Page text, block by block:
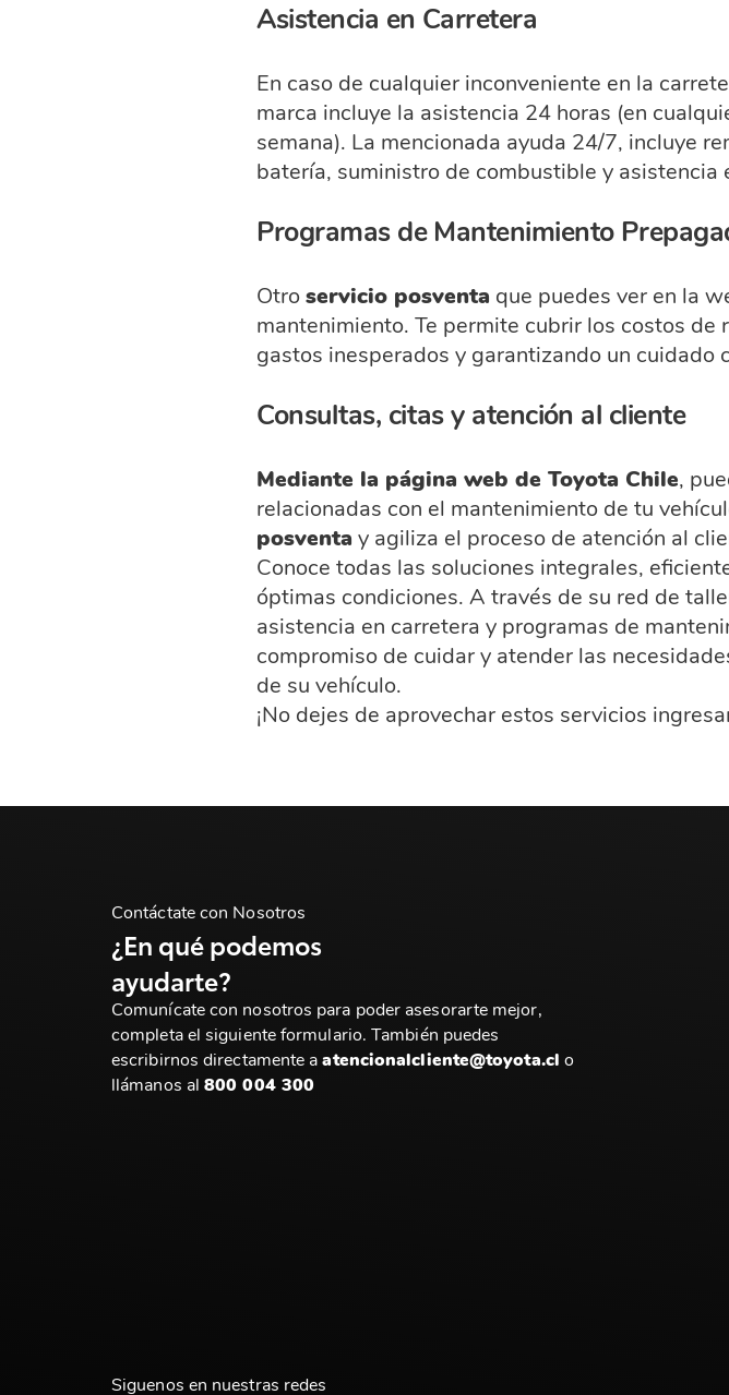
Asistencia en Carretera
En caso de cualquier inconveniente en la
marca incluye la asistencia 24 horas (en
semana). La mencionada ayuda 24/7, incluye
batería, suministro de combustible y asistencia
Programas de Mantenimiento
Otroservicio posventa que puedes ver en la
mantenimiento. Te permite cubrir los costos
gastos inesperados y garantizando un cuidado
Consultas, citas y atención al cliente
Mediante la página web de Toyota Chile,
relacionadas con el mantenimiento de tu
posventa y agiliza el proceso de atención al
Conoce todas las soluciones integrales,
óptimas condiciones. A través de su red de
asistencia en carretera y programas de
compromiso de cuidar y atender las
de su vehículo.
¡No dejes de aprovechar estos servicios
Contáctate con Nosotros
¿En qué podemos
ayudarte?
Comunícate con nosotros para poder asesorarte mejor,
completa el siguiente formulario. También puedes
escribirnos directamente aatencionalcliente@toyota.cl o
llámanos al800 004 300
Siguenos en nuestras redes